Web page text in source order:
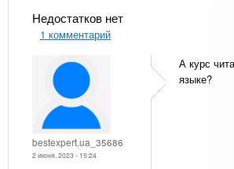
Недостатков нет
1 комментарий
bestexpert.ua_35686
2 июня, 2023 - 15:24
А курс
языке?